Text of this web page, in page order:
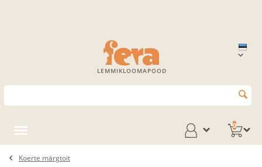
LEMMIKLOOMAPOOD
0
Koerte märgtoit